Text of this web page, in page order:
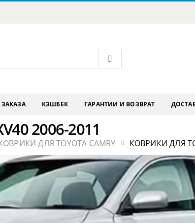
ЗАКАЗА КЭШБЕК ГАРАНТИИ И ВОЗВРАТ
2006-2011
ДЛЯ TOYOTA CAMRY КОВРИКИ ДЛЯ